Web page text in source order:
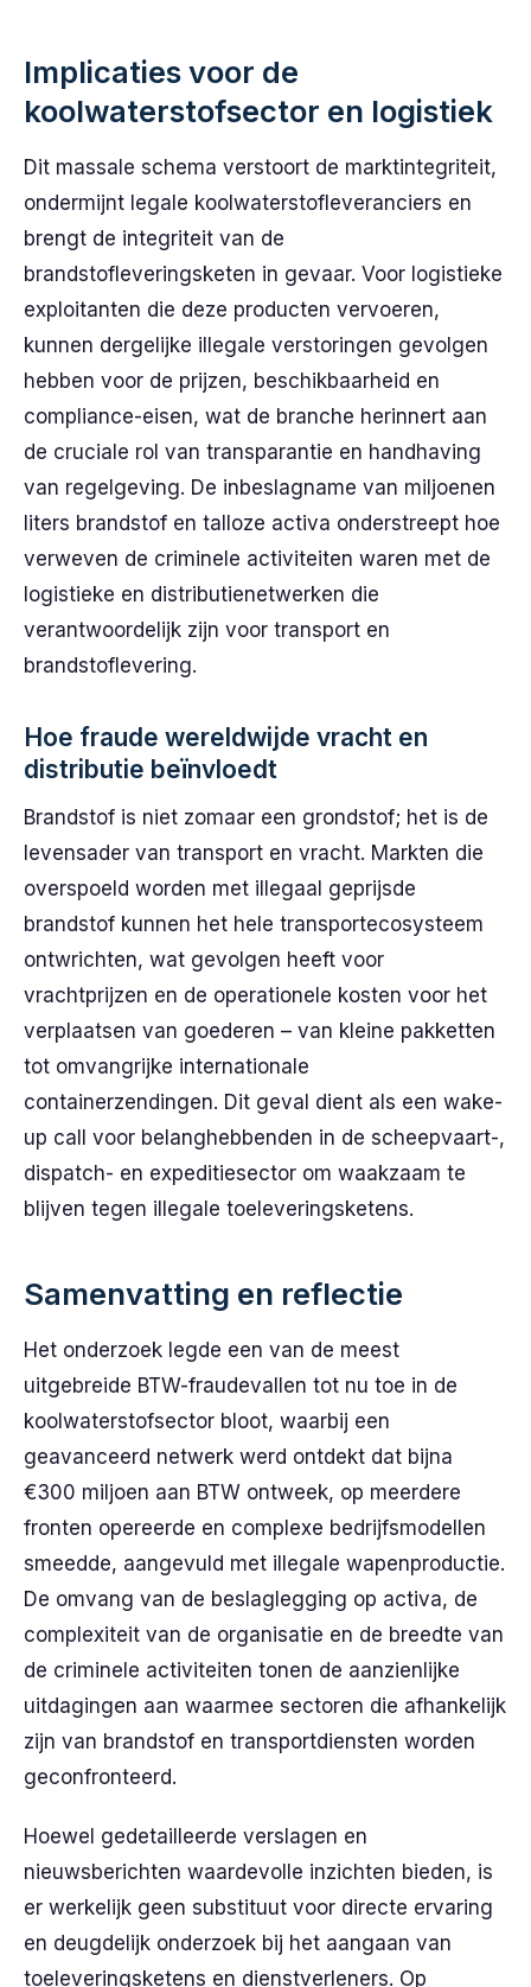
Implicaties voor de
koolwaterstofsector en logistiek
Dit massale schema verstoort de marktintegriteit,
ondermijnt legale koolwaterstofleveranciers en
brengt de integriteit van de
brandstofleveringsketen in gevaar. Voor logistieke
exploitanten die deze producten vervoeren,
kunnen dergelijke illegale verstoringen gevolgen
hebben voor de prijzen, beschikbaarheid en
compliance-eisen, wat de branche herinnert aan
de cruciale rol van transparantie en handhaving
van regelgeving. De inbeslagname van miljoenen
liters brandstof en talloze activa onderstreept hoe
verweven de criminele activiteiten waren met de
logistieke en distributienetwerken die
verantwoordelijk zijn voor transport en
brandstoflevering.
Hoe fraude wereldwijde vracht en
distributie beïnvloedt
Brandstof is niet zomaar een grondstof; het is de
levensader van transport en vracht. Markten die
overspoeld worden met illegaal geprijsde
brandstof kunnen het hele transportecosysteem
ontwrichten, wat gevolgen heeft voor
vrachtprijzen en de operationele kosten voor het
verplaatsen van goederen – van kleine pakketten
tot omvangrijke internationale
containerzendingen. Dit geval dient als een wake-
up call voor belanghebbenden in de scheepvaart-,
dispatch- en expeditiesector om waakzaam te
blijven tegen illegale toeleveringsketens.
Samenvatting en reflectie
Het onderzoek legde een van de meest
uitgebreide BTW-fraudevallen tot nu toe in de
koolwaterstofsector bloot, waarbij een
geavanceerd netwerk werd ontdekt dat bijna
€300 miljoen aan BTW ontweek, op meerdere
fronten opereerde en complexe bedrijfsmodellen
smeedde, aangevuld met illegale wapenproductie.
De omvang van de beslaglegging op activa, de
complexiteit van de organisatie en de breedte van
de criminele activiteiten tonen de aanzienlijke
uitdagingen aan waarmee sectoren die afhankelijk
zijn van brandstof en transportdiensten worden
geconfronteerd.
Hoewel gedetailleerde verslagen en
nieuwsberichten waardevolle inzichten bieden, is
er werkelijk geen substituut voor directe ervaring
en deugdelijk onderzoek bij het aangaan van
toeleveringsketens en dienstverleners. Op